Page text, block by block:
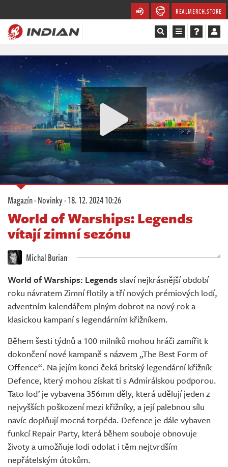
REALMERCH.STORE
Magazín
Recenze
Videa
Soutěže
Databáze
Komunita
Redakce
Živě
Magazín·Novinky·18. 12. 2024 10:26
World of Warships: Legends
vítají zimní sezónu
Michal Burian
World of Warships: Legends slaví nejkrásnější období
roku návratem Zimní flotily a tří nových prémiových lodí,
adventním kalendářem plným dobrot na nový rok a
klasickou kampaní s legendárním křižníkem.
Během šesti týdnů a 100 milníků mohou hráči zamířit k
dokončení nové kampaně s názvem „The Best Form of
Offence“. Na jejím konci čeká britský legendární křižník
Defence, který mohou získat ti s Admirálskou podporou.
Tato loď je vybavena 356mm děly, která udělují jeden z
nejvyšších poškození mezi křižníky, a její palebnou sílu
navíc doplňují mocná torpéda. Defence je dále vybaven
funkcí Repair Party, která během souboje obnovuje
životy a umožňuje lodi odolat i těm nejtvrdším
nepřátelským útokům.